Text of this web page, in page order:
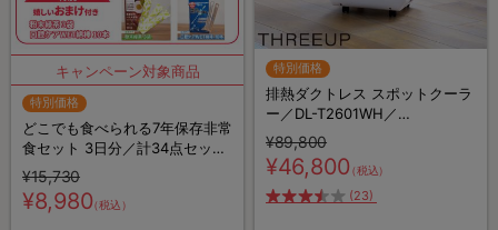
特別価格
どこでも食べられる7年保存非常
食セット 3日分／計34点セット
【特典】粉末緑茶&口腔ケア用
ウェット綿棒
¥15,730
¥8,980（税込）
特別価格
排熱ダクトレス スポットクーラ
ー／DL-T2601WH／
THREEUP(スリーアップ)／取付
工事不要／除湿
¥89,800
¥46,800（税込）
(23)